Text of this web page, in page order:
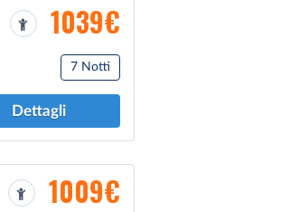
1039€
7 Notti
Dettagli
1009€